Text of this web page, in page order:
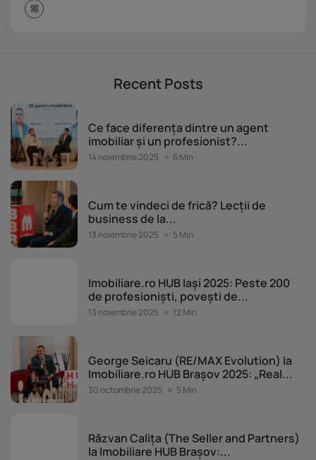
Recent Posts
Ce face diferența dintre un agent
imobiliar și un profesionist?...
14 noiembrie 2025 6 Min
Cum te vindeci de frică? Lecții de
business de la...
13 noiembrie 2025 5 Min
Imobiliare.ro HUB Iași 2025: Peste 200
de profesioniști, povești de...
13 noiembrie 2025 12 Min
George Seicaru (RE/MAX Evolution) la
Imobiliare.ro HUB Brașov 2025: „Real...
30 octombrie 2025 5 Min
Răzvan Calița (The Seller and Partners)
la Imobiliare HUB Brașov:...